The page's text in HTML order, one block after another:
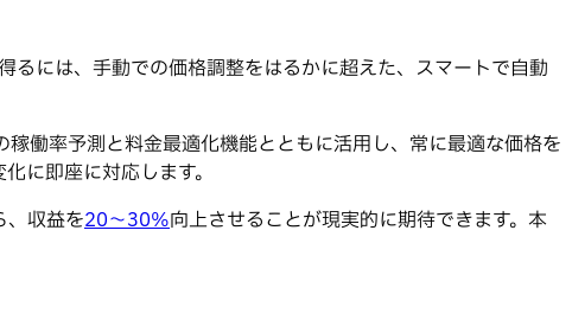
には、手動での価格調整をはるかに超えた、スマートで自動
稼働率予測と料金最適化機能とともに活用し、常に最適な価格を
に即座に対応します。
、収益を20〜30%向上させることが現実的に期待できます。本